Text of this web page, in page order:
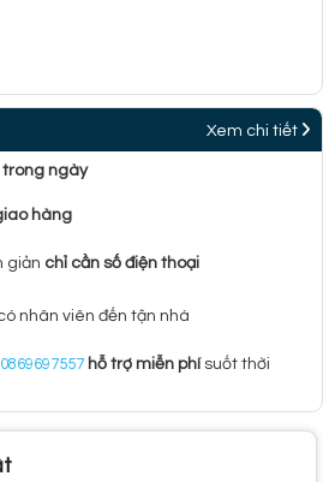
Xem chi tiết
trong ngày
hàng
giản chỉ cần số điện thoại
nhân viên đến tận nhà
0869697557 hỗ trợ miễn phí suốt thời